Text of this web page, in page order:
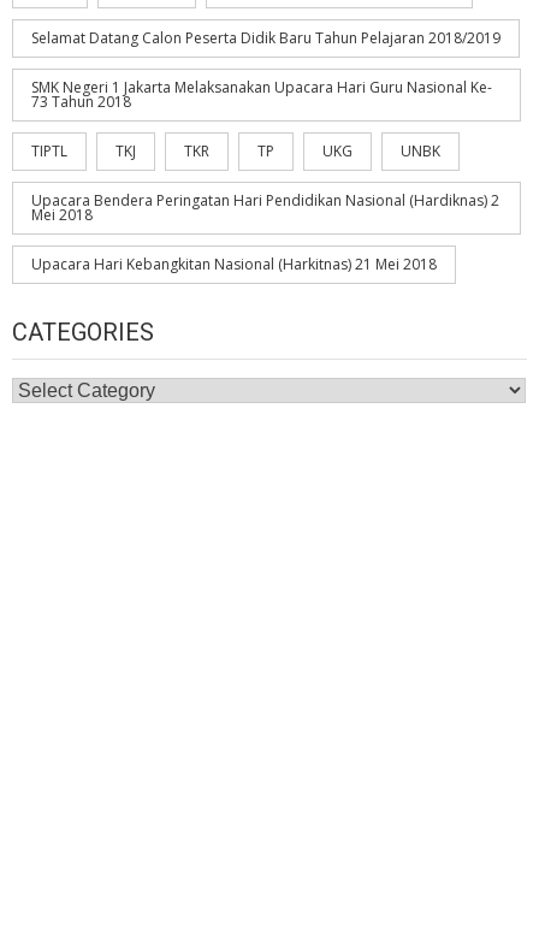
Selamat Datang Calon Peserta Didik Baru Tahun Pelajaran 2018/2019
SMK Negeri 1 Jakarta Melaksanakan Upacara Hari Guru Nasional Ke-
73 Tahun 2018
TIPTL TKJ TKR TP UKG UNBK
Upacara Bendera Peringatan Hari Pendidikan Nasional (Hardiknas) 2
Mei 2018
Upacara Hari Kebangkitan Nasional (Harkitnas) 21 Mei 2018
CATEGORIES
Categories